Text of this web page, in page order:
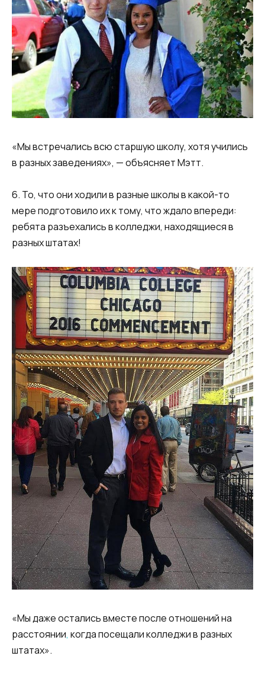
«Мы встречались всю старшую школу, хотя учились
в разных заведениях», — объясняет Мэтт.
6. То, что они ходили в разные школы в какой-то
мере подготовило их к тому, что ждало впереди:
ребята разъехались в колледжи, находящиеся в
разных штатах!
«Мы даже остались вместе после отношений на
расстоянии, когда посещали колледжи в разных
штатах».